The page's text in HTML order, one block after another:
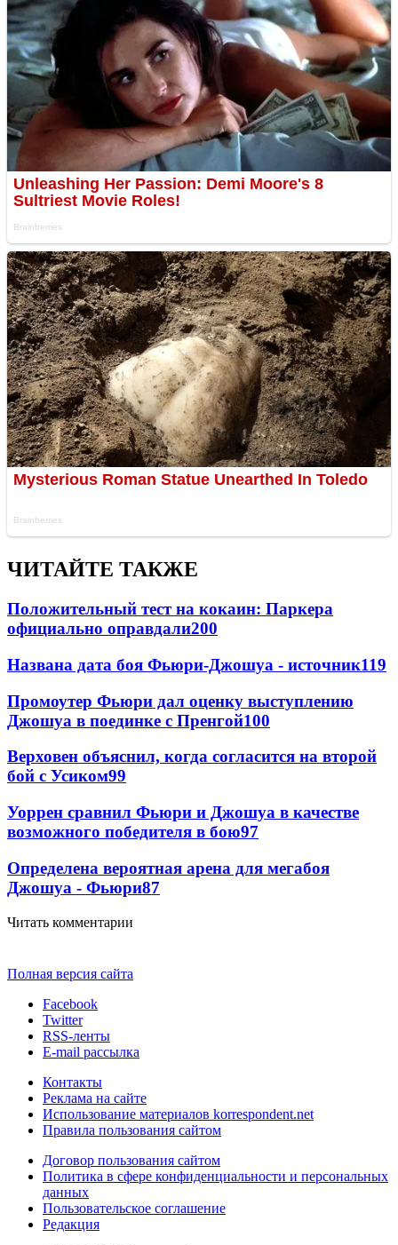
ЧИТАЙТЕ ТАКЖЕ
Положительный тест на кокаин: Паркера
официально оправдали200
Названа дата боя Фьюри-Джошуа - источник119
Промоутер Фьюри дал оценку выступлению
Джошуа в поединке с Пренгой100
Верховен объяснил, когда согласится на второй
бой с Усиком99
Уоррен сравнил Фьюри и Джошуа в качестве
возможного победителя в бою97
Определена вероятная арена для мегабоя
Джошуа - Фьюри87
Читать комментарии
Полная версия сайта
Facebook
Twitter
RSS-ленты
E-mail рассылка
Контакты
Реклама на сайте
Использование материалов korrespondent.net
Правила пользования сайтом
Договор пользования сайтом
Политика в сфере конфиденциальности и персональных
данных
Пользовательское соглашение
Редакция